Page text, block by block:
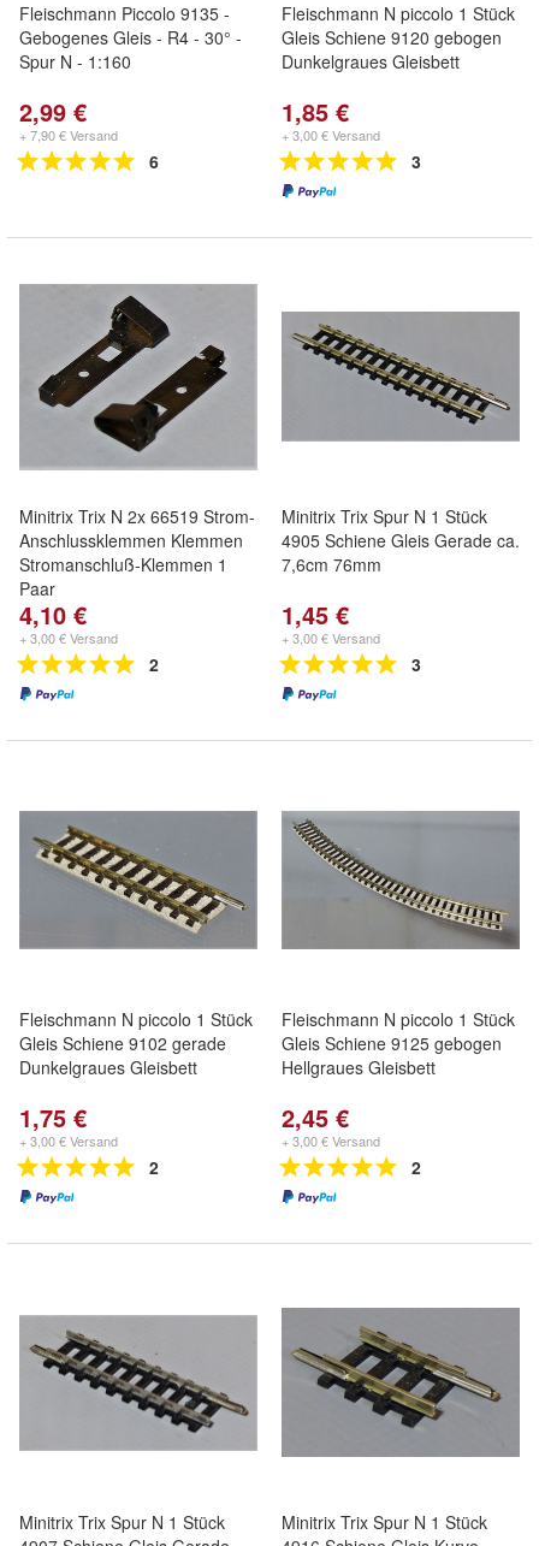
Fleischmann Piccolo 9135 -
Gebogenes Gleis - R4 - 30° -
Spur N - 1:160
2,99 €
+ 7,90 € Versand
6
Fleischmann N piccolo 1 Stück
Gleis Schiene 9120 gebogen
Dunkelgraues Gleisbett
1,85 €
+ 3,00 € Versand
3
Minitrix Trix N 2x 66519 Strom-
Anschlussklemmen Klemmen
Stromanschluß-Klemmen 1
Paar
4,10 €
+ 3,00 € Versand
2
Minitrix Trix Spur N 1 Stück
4905 Schiene Gleis Gerade ca.
7,6cm 76mm
1,45 €
+ 3,00 € Versand
3
Fleischmann N piccolo 1 Stück
Gleis Schiene 9102 gerade
Dunkelgraues Gleisbett
1,75 €
+ 3,00 € Versand
2
Fleischmann N piccolo 1 Stück
Gleis Schiene 9125 gebogen
Hellgraues Gleisbett
2,45 €
+ 3,00 € Versand
2
Minitrix Trix Spur N 1 Stück
Minitrix Trix Spur N 1 Stück